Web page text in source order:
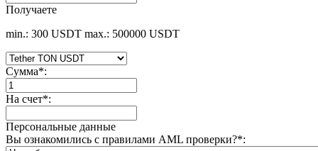
Получаете
min.: 300 USDT max.: 500000 USDT
Сумма*:
На счет*:
Персональные данные
Вы ознакомились с правилами AML проверки?*: